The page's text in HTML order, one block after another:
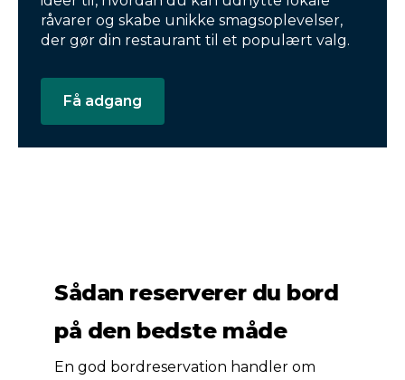
råvarer og skabe unikke smagsoplevelser,
der gør din restaurant til et populært valg.
Få adgang
Sådan reserverer du bord
på den bedste måde
En god bordreservation handler om